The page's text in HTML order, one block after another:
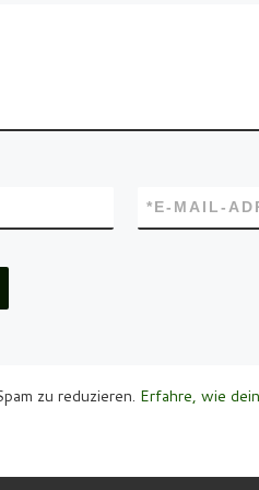
E-MAIL-
*
zu reduzieren. Erfahre, wie